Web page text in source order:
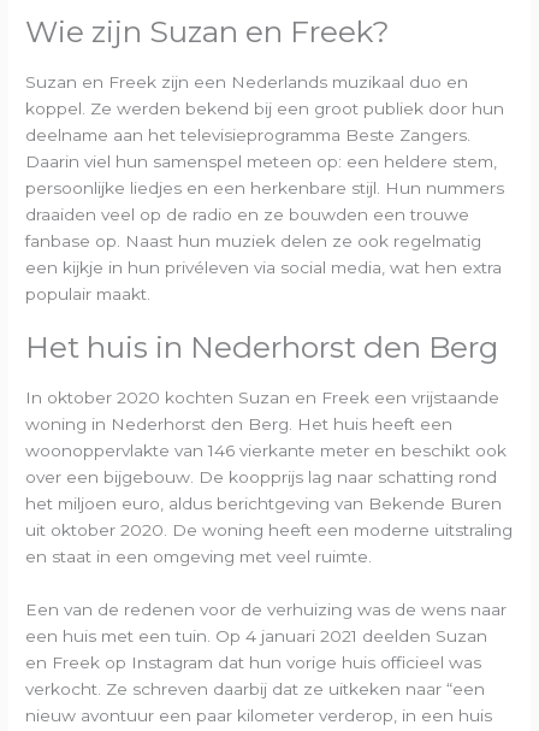
Wie zijn Suzan en Freek?
Suzan en Freek zijn een Nederlands muzikaal duo en
koppel. Ze werden bekend bij een groot publiek door hun
deelname aan het televisieprogramma Beste Zangers.
Daarin viel hun samenspel meteen op: een heldere stem,
persoonlijke liedjes en een herkenbare stijl. Hun nummers
draaiden veel op de radio en ze bouwden een trouwe
fanbase op. Naast hun muziek delen ze ook regelmatig
een kijkje in hun privéleven via social media, wat hen extra
populair maakt.
Het huis in Nederhorst den Berg
In oktober 2020 kochten Suzan en Freek een vrijstaande
woning in Nederhorst den Berg. Het huis heeft een
woonoppervlakte van 146 vierkante meter en beschikt ook
over een bijgebouw. De koopprijs lag naar schatting rond
het miljoen euro, aldus berichtgeving van Bekende Buren
uit oktober 2020. De woning heeft een moderne uitstraling
en staat in een omgeving met veel ruimte.
Een van de redenen voor de verhuizing was de wens naar
een huis met een tuin. Op 4 januari 2021 deelden Suzan
en Freek op Instagram dat hun vorige huis officieel was
verkocht. Ze schreven daarbij dat ze uitkeken naar “een
nieuw avontuur een paar kilometer verderop, in een huis